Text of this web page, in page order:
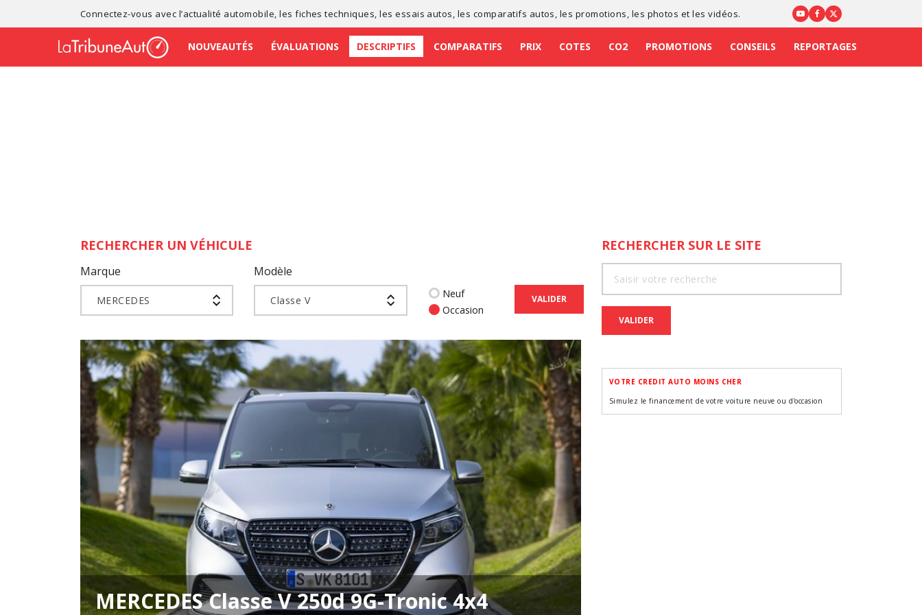
Connectez-vous avec l’actualité automobile , lesfiches techniques , lesessais autos , les comparatifs autos , les promotions , les photos et les vidéos.
NOUVEAUTÉS ÉVALUATIONS DESCRIPTIFS COMPARATIFS PRIX COTES CO2 PROMOTIONS CONSEILS REPORTAGES
RECHERCHER UN VÉHICULE
Marque
MERCEDES
Modèle
Classe V
Neuf
Occasion
VALIDER
MERCEDES Classe V 250d 9G-Tronic 4x4
RECHERCHER SUR LE SITE
VALIDER
VOTRE CREDIT AUTO MOINS CHER
Simulez le financement de votre voiture neuve ou d'occasion